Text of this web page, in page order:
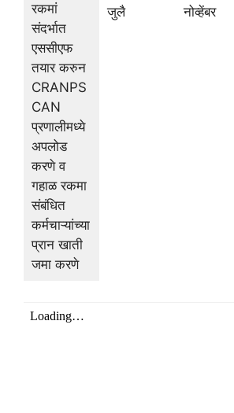
जुलै नोव्हेंबर
रकमां
संदर्भात
एससीएफ
तयार करुन
CRANPS
CAN
प्रणालीमध्ये
अपलोड
करणे व
गहाळ रकमा
संबंधित
कर्मचाऱ्यांच्या
प्रान खाती
जमा करणे